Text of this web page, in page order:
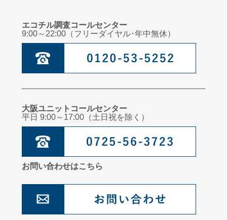
エコチル調査コールセンター
9:00～22:00（フリーダイヤル･年中無休）
大阪ユニットコールセンター
平日 9:00～17:00（土日祝を除く）
お問い合わせはこちら